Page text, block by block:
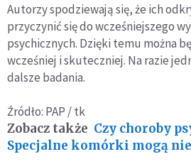
Autorzy spodziewają się, że ich
przyczynić się do wcześniejszego
psychicznych. Dzięki temu można
wcześniej i skuteczniej. Na razie
dalsze badania.
Źródło: PAP / tk
Zobacz także Czy choroby
Specjalne komórki mogą